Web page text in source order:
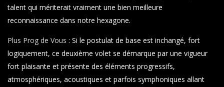
talent qui mériterait vraiment une bien meilleure
reconnaissance dans notre hexagone.
Plus Prog de Vous : Si le postulat de base est inchangé, fort
logiquement, ce deuxième volet se démarque par une vigueur
fort plaisante et présente des éléments progressifs,
atmosphériques, acoustiques et parfois symphoniques allant